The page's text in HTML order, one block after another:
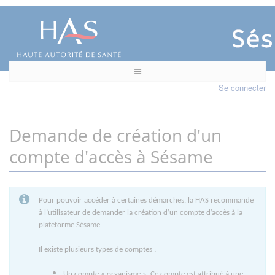
Se connecter
Demande de création d'un
compte d'accès à Sésame
Pour pouvoir accéder à certaines démarches, la HAS recommande
à l’utilisateur de demander la création d’un compte d’accès à la
plateforme Sésame.
Il existe plusieurs types de comptes :